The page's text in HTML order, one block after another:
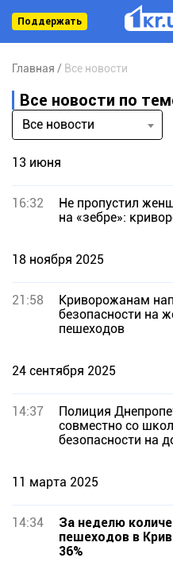
Поддержать
Главная Все новости
Все новости по
Все новости
13 июня
16:32
Не пропустил
на «зебре»:
18 ноября 2025
21:58
Криворожанам
безопасности на
пешеходов
24 сентября 2025
14:37
Полиция
совместно со
безопасности на
11 марта 2025
14:34
За неделю
пешеходов в
36%